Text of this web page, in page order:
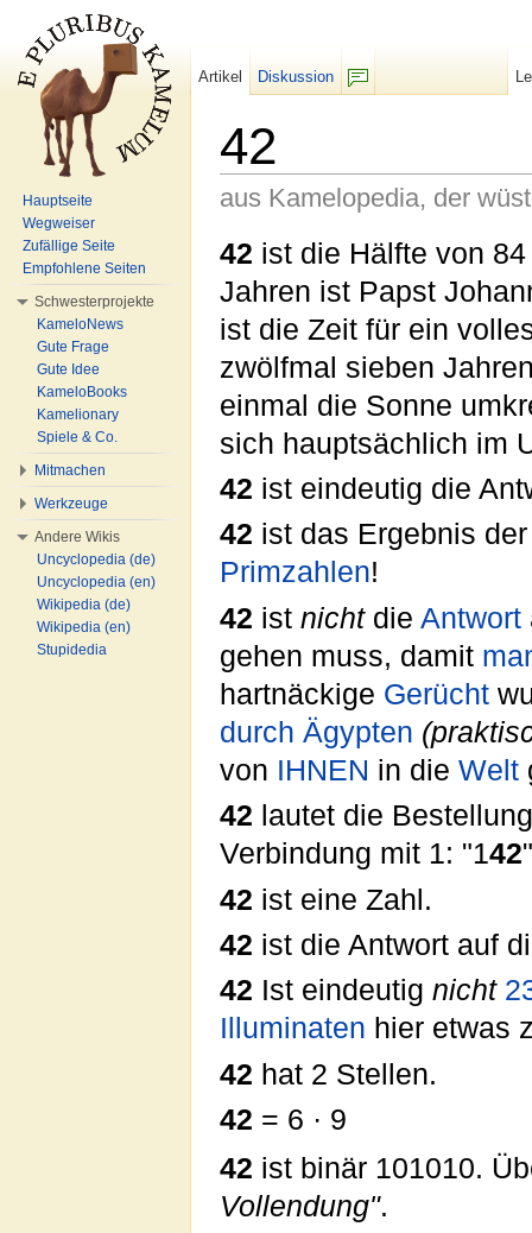
42
aus Kamelopedia, der
42 ist die Hälfte von
Jahren ist Papst
ist die Zeit für ein
zwölfmal sieben
einmal die Sonne
sich hauptsächlich im
42 ist eindeutig die
42 ist das Ergebnis
Primzahlen!
42 ist nichtdie Antwort
gehen muss, damit
hartnäckige Gerücht
durch Ägypten
von IHNEN in die Welt
42 lautet die
Verbindung mit 1: "142
42 ist eine Zahl.
42 ist die Antwort auf
42 Ist eindeutig nicht
Illuminaten hier etwas
42 hat 2 Stellen.
42 = 6 · 9
42 ist binär 101010.
Vollendung".
Artikel
Diskussion
Hauptseite
Wegweiser
Zufällige Seite
Empfohlene Seiten
Schwesterprojekte
KameloNews
Gute Frage
Gute Idee
KameloBooks
Kamelionary
Spiele & Co.
Mitmachen
Werkzeuge
Andere Wikis
Uncyclopedia (de)
Uncyclopedia (en)
Wikipedia (de)
Wikipedia (en)
Stupidedia